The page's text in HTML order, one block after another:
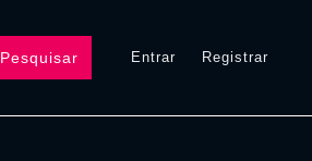
Pesquisar Entrar Registrar